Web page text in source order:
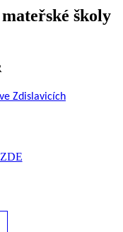
školy
Zdislavicích